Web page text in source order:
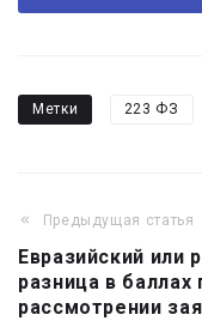
Метки 223 ФЗ
Навигация
по
записям
Предыдущая статья
Евразийский или
разница в
рассмотрении